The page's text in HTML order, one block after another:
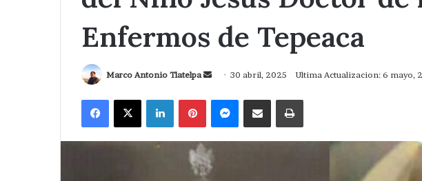
Enfermos de Tepeaca
Marco Antonio Tlatelpa
Send
email
30 abril, 2025 Ultima Actualizacion: 6 mayo,
Facebook
X LinkedInPinterestMessengerCompartir via CorreoImprimir